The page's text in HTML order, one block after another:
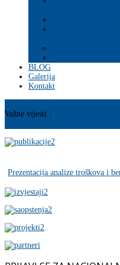
BLOG
Galerija
Kontakt
Važne vijesti :
Prezentacija analize troškova i